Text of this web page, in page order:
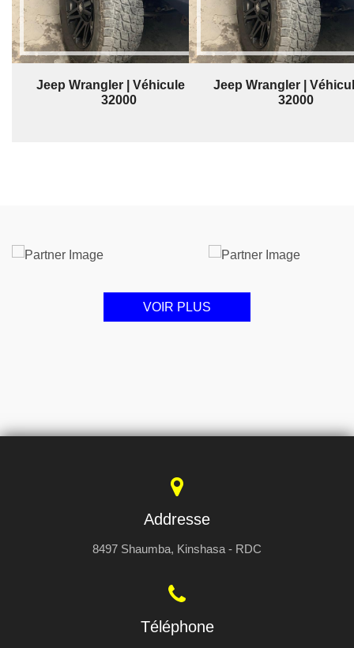
Jeep Wrangler | Véhicule | $
32000
Jeep Wrangler |
32000
VOIR PLUS
Addresse
8497 Shaumba, Kinshasa - RDC
Téléphone